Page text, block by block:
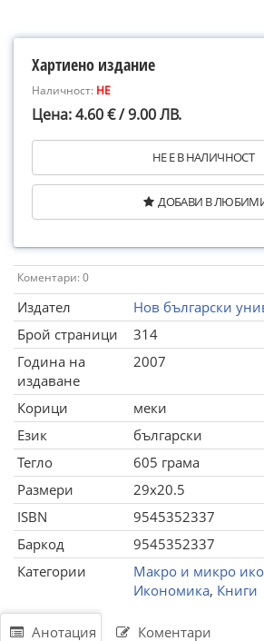
Хартиено издание
Наличност: НЕ
Цена: 4.60 € / 9.00 ЛВ.
НЕ Е В НАЛИЧНОСТ
ДОБАВИ В
Коментари: 0
Издател
Нов български
Брой страници
314
Година на
издаване
2007
Корици
меки
Език
български
Тегло
605 грама
Размери
29x20.5
ISBN
9545352337
Баркод
9545352337
Категории
Макро и микро
Икономика, Книги
Анотация Коментари